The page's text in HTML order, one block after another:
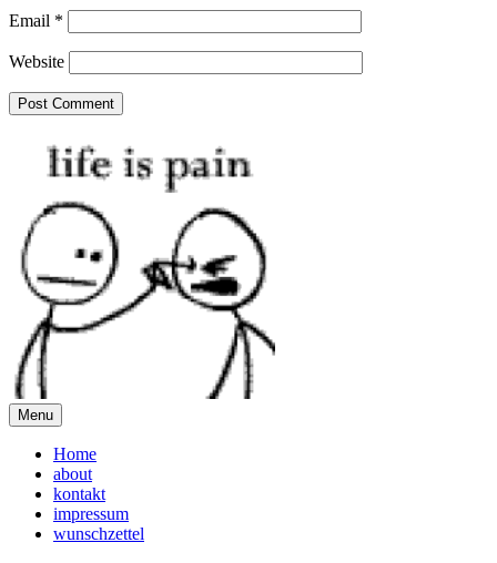
Email *
Website
Menu
Home
about
kontakt
impressum
wunschzettel